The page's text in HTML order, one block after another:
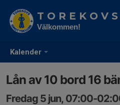
Kalender
T O R E K O V
Välkommen!
Lån av 10 bord 16
Fredag 5 jun, 07:00-